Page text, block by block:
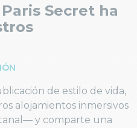
Secret ha
de estilo de vida,
alojamientos inmersivos
y comparte una